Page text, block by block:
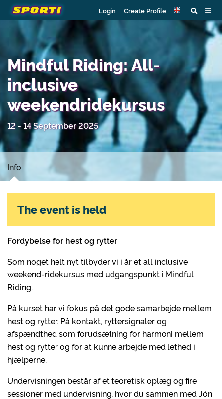
Login Create Profile
Mindful Riding: All-
inclusive
weekendridekursus
12 - 14 September 2025
Info
Fordybelse for hest og rytter
Som noget helt nyt tilbyder vi i år et all inclusive
weekend-ridekursus med udgangspunkt i Mindful
Riding.
På kurset har vi fokus på det gode samarbejde mellem
hest og rytter. På kontakt, ryttersignaler og
afspændthed som forudsætning for harmoni mellem
hest og rytter og for at kunne arbejde med lethed i
hjælperne.
Undervisningen består af et teoretisk oplæg og fire
sessioner med undervisning, hvor du sammen med Jón
The event is held